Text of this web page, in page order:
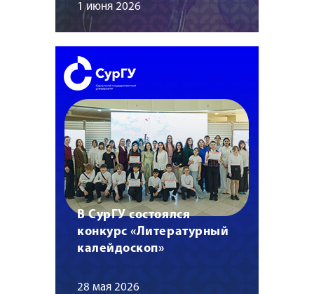
1 июня 2026
В СурГУ состоялся
конкурс «Литературный
калейдоскоп»
28 мая 2026